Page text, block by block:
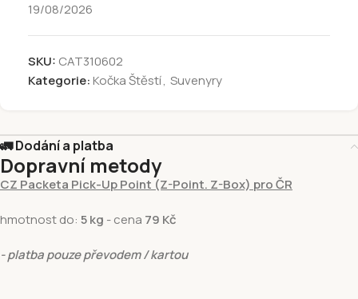
19/08/2026
SKU: CAT310602
Kategorie:Kočka Štěstí, Suvenyry
🚛 Dodání a platba
Dopravní metody
CZ Packeta Pick-Up Point (Z-Point. Z-Box) pro ČR
hmotnost do: 5 kg - cena 79 Kč
- platba pouze převodem / kartou